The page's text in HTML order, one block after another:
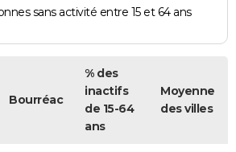
sans activité entre 15 et 64 ans
Bourréac
% des
inactifs
de 15-64
ans
Moyenne
des villes